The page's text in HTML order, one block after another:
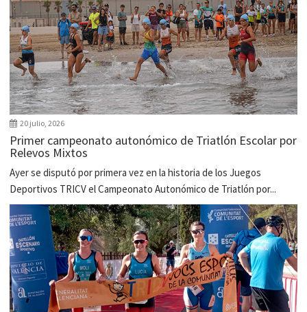
20 julio, 2026
Primer campeonato autonómico de Triatlón Escolar por
Relevos Mixtos
Ayer se disputó por primera vez en la historia de los Juegos
Deportivos TRICV el Campeonato Autonómico de Triatlón por...